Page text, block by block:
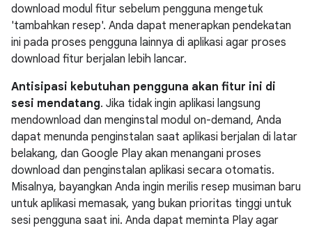
download modul fitur sebelum pengguna mengetuk
'tambahkan resep'. Anda dapat menerapkan pendekatan
ini pada proses pengguna lainnya di aplikasi agar proses
download fitur berjalan lebih lancar.
Antisipasi kebutuhan pengguna akan fitur ini di
sesi mendatang. Jika tidak ingin aplikasi langsung
mendownload dan menginstal modul on-demand, Anda
dapat menunda penginstalan saat aplikasi berjalan di latar
belakang, dan Google Play akan menangani proses
download dan penginstalan aplikasi secara otomatis.
Misalnya, bayangkan Anda ingin merilis resep musiman baru
untuk aplikasi memasak, yang bukan prioritas tinggi untuk
sesi pengguna saat ini. Anda dapat meminta Play agar